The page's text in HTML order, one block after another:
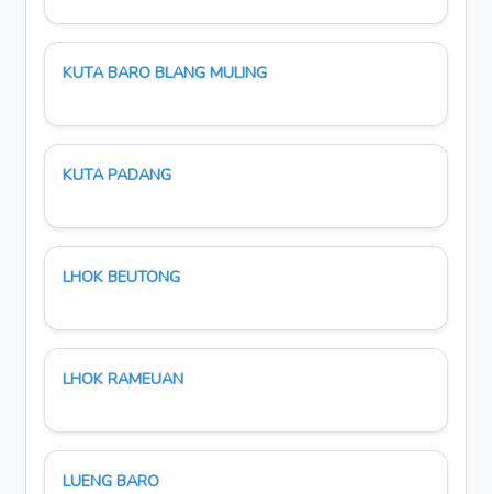
KUTA BARO BLANG MULING
KUTA PADANG
LHOK BEUTONG
LHOK RAMEUAN
LUENG BARO